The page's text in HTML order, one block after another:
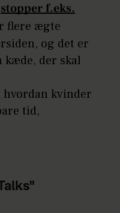
stopper f.eks.
flere ægte
og det er
kæde, der skal
hvordan kvinder
tid,